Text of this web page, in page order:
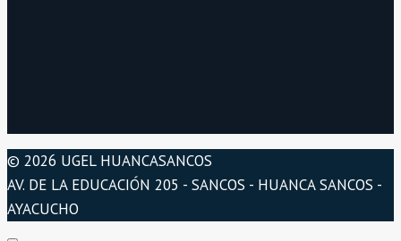
© 2026 UGEL HUANCASANCOS
AV. DE LA EDUCACIÓN 205 - SANCOS - HUANCA SANCOS -
AYACUCHO